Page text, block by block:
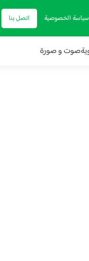
سياسة الخصوصية اتصل بنا
صوت و صورة